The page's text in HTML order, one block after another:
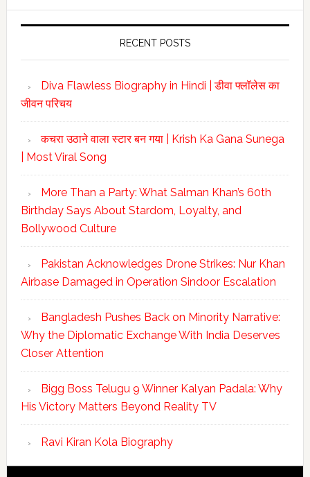
RECENT POSTS
Diva Flawless Biography in Hindi | डीवा फ्लॉलेस का
जीवन परिचय
कचरा उठाने वाला स्टार बन गया | Krish Ka Gana Sunega
| Most Viral Song
More Than a Party: What Salman Khan’s 60th
Birthday Says About Stardom, Loyalty, and
Bollywood Culture
Pakistan Acknowledges Drone Strikes: Nur Khan
Airbase Damaged in Operation Sindoor Escalation
Bangladesh Pushes Back on Minority Narrative:
Why the Diplomatic Exchange With India Deserves
Closer Attention
Bigg Boss Telugu 9 Winner Kalyan Padala: Why
His Victory Matters Beyond Reality TV
Ravi Kiran Kola Biography